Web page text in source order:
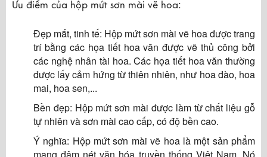
Ưu điểm của hộp mứt sơn mài vẽ hoa:
Đẹp mắt, tinh tế: Hộp mứt sơn mài vẽ hoa được trang
trí bằng các họa tiết hoa văn được vẽ thủ công bởi
các nghệ nhân tài hoa. Các họa tiết hoa văn thường
được lấy cảm hứng từ thiên nhiên, như hoa đào, hoa
mai, hoa sen,...
Bền đẹp: Hộp mứt sơn mài được làm từ chất liệu gỗ
tự nhiên và sơn mài cao cấp, có độ bền cao.
Ý nghĩa: Hộp mứt sơn mài vẽ hoa là một sản phẩm